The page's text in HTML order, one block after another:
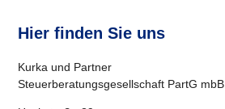
Hier finden Sie uns
Kurka und Partner
Steuerberatungsgesellschaft PartG mbB